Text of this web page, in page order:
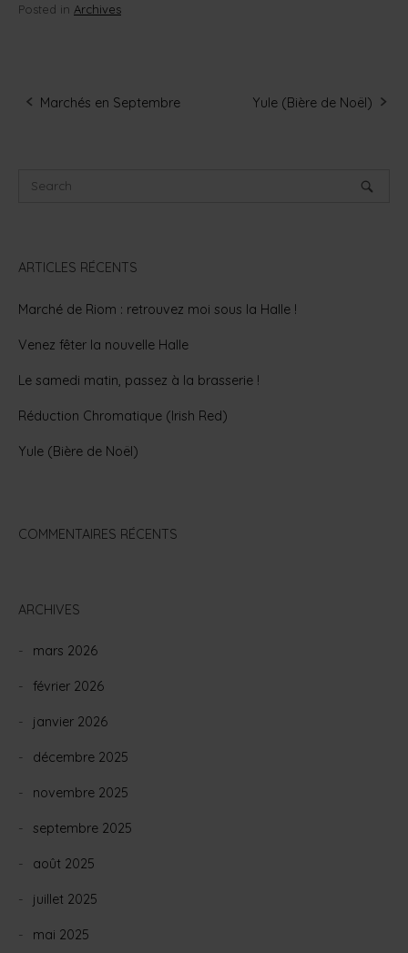
Posted in Archives
Post
Marchés en Septembre Yule (Bière de Noël)
ARTICLES RÉCENTS
Marché de Riom : retrouvez moi sous la Halle !
Venez fêter la nouvelle Halle
Le samedi matin, passez à la brasserie !
Réduction Chromatique (Irish Red)
Yule (Bière de Noël)
COMMENTAIRES RÉCENTS
ARCHIVES
mars 2026
février 2026
janvier 2026
décembre 2025
novembre 2025
septembre 2025
août 2025
juillet 2025
mai 2025